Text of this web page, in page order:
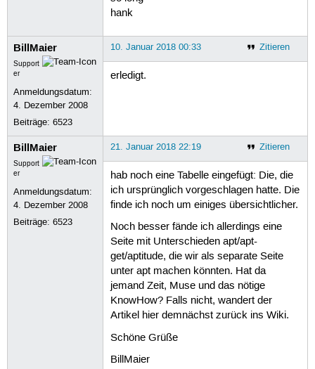
hank
BillMaier
Support
er
Anmeldungsdatum:
4. Dezember 2008
Beiträge:6523
Zitieren
10. Januar 2018 00:33
erledigt.
BillMaier
Support
er
Anmeldungsdatum:
4. Dezember 2008
Beiträge:6523
Zitieren
21. Januar 2018 22:19
hab noch eine Tabelle eingefügt: Die, die
ich ursprünglich vorgeschlagen hatte. Die
finde ich noch um einiges übersichtlicher.
Noch besser fände ich allerdings eine
Seite mit Unterschieden apt/apt-
get/aptitude, die wir als separate Seite
unter apt machen könnten. Hat da
jemand Zeit, Muse und das nötige
KnowHow? Falls nicht, wandert der
Artikel hier demnächst zurück ins Wiki.
Schöne Grüße
BillMaier